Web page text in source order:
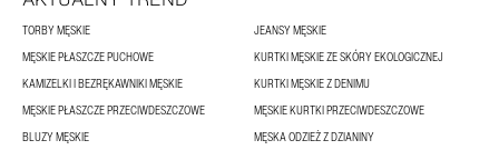
TORBY MĘSKIE
JEANSY MĘSKIE
MĘSKIE PŁASZCZE PUCHOWE
KURTKI MĘSKIE ZE SKÓRY EKOLOGICZNEJ
KAMIZELKI I BEZRĘKAWNIKI MĘSKIE
KURTKI MĘSKIE Z DENIMU
MĘSKIE PŁASZCZE PRZECIWDESZCZOWE
MĘSKIE KURTKI PRZECIWDESZCZOWE
BLUZY MĘSKIE
MĘSKA ODZIEŻ Z DZIANINY